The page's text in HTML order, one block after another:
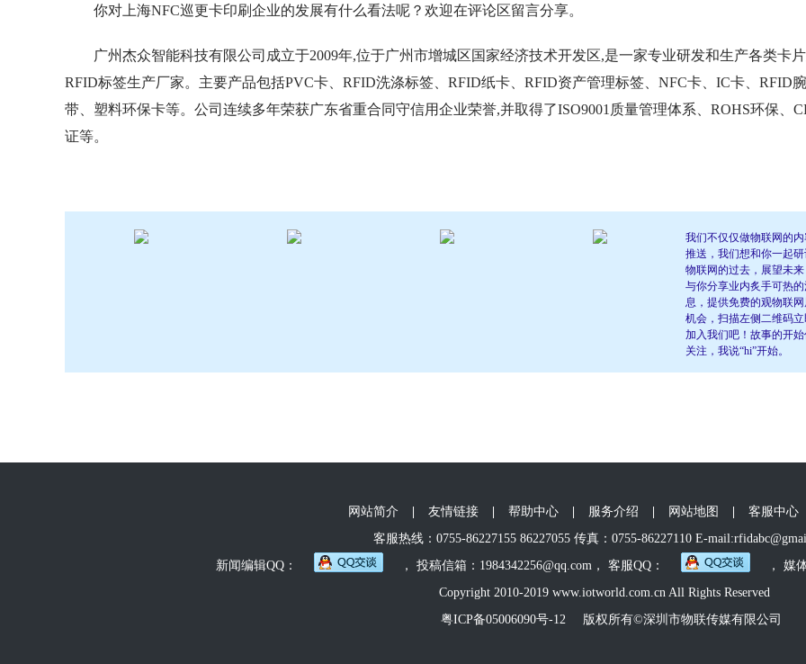
你对上海NFC巡更卡印刷企业的发展有什么看法呢？欢迎在评论区留言分享。
广州杰众智能科技有限公司成立于2009年,位于广州市增城区国家经济技术开发区,是一家专业研发和生产各类卡片
RFID标签生产厂家。主要产品包括PVC卡、RFID洗涤标签、RFID纸卡、RFID资产管理标签、NFC卡、IC卡、RFID腕
带、塑料环保卡等。公司连续多年荣获广东省重合同守信用企业荣誉,并取得了ISO9001质量管理体系、ROHS环保、
证等。
我们不仅仅做物联网的
推送，我们想和你一起
物联网的过去，展望未来
与你分享业内炙手可热
息，提供免费的观物联网
机会，扫描左侧二维码立
加入我们吧！故事的开
关注，我说“hi”开始。
网站简介 友情链接 帮助中心 服务介绍 网站地图
客服中心
客服热线：0755-86227155 86227055 传真：0755-86227110 E-
新闻编辑QQ：
， 投稿信箱：1984342256@qq.com， 客服QQ：
， 媒
Copyright 2010-2019 www.iotworld.com.cn All Rights Reserved
粤ICP备05006090号-12
版权所有©深圳市物联传媒有限公司